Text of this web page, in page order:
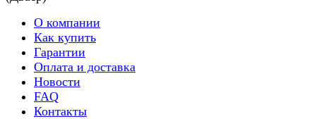
О компании
Как купить
Гарантии
Оплата и доставка
Новости
FAQ
Контакты